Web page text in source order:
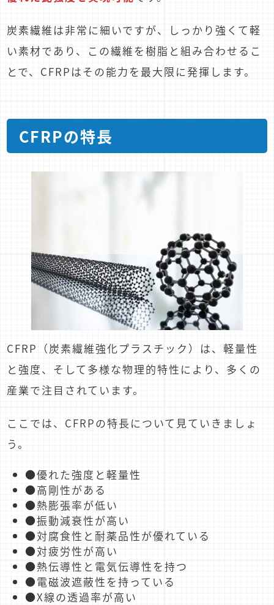
炭素繊維は非常に細いですが、しっかり強くて軽
い素材であり、この繊維を樹脂と組み合わせるこ
とで、CFRPはその能力を最大限に発揮します。
CFRPの特長
CFRP（炭素繊維強化プラスチック）は、軽量性
と強度、そして多様な物理的特性により、多くの
産業で注目されています。
ここでは、CFRPの特長について見ていきましょ
う。
●優れた強度と軽量性
●高剛性がある
●熱膨張率が低い
●振動減衰性が高い
●対腐食性と耐薬品性が優れている
●対疲労性が高い
●熱伝導性と電気伝導性を持つ
●電磁波遮蔽性を持っている
●X線の透過率が高い